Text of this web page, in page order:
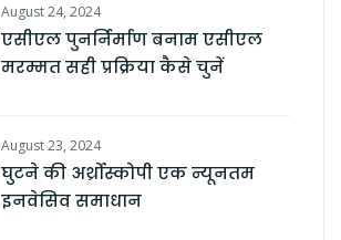
August 24, 2024
एसीएल पुनर्निर्माण बनाम एसीएल
मरम्मत सही प्रक्रिया कैसे चुनें
August 23, 2024
घुटने की अर्थ्रोस्कोपी एक न्यूनतम
इनवेसिव समाधान